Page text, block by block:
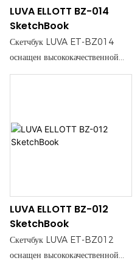
карандашом, так и чернилами.
LUVA ELLOTT BZ-014
SketchBook
Скетчбук LUVA ET-BZ014
оснащен высококачественной
бумагой для эскизов, идеально
воплощения своих идей.
Прочная конструкция
идеальным как для работы
карандашом, так и чернилами.
LUVA ELLOTT BZ-012
SketchBook
Скетчбук LUVA ET-BZ012
оснащен высококачественной